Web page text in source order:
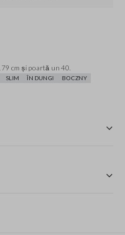
cm și poartă un 40.
SLIM ÎN DUNGI BOCZNY